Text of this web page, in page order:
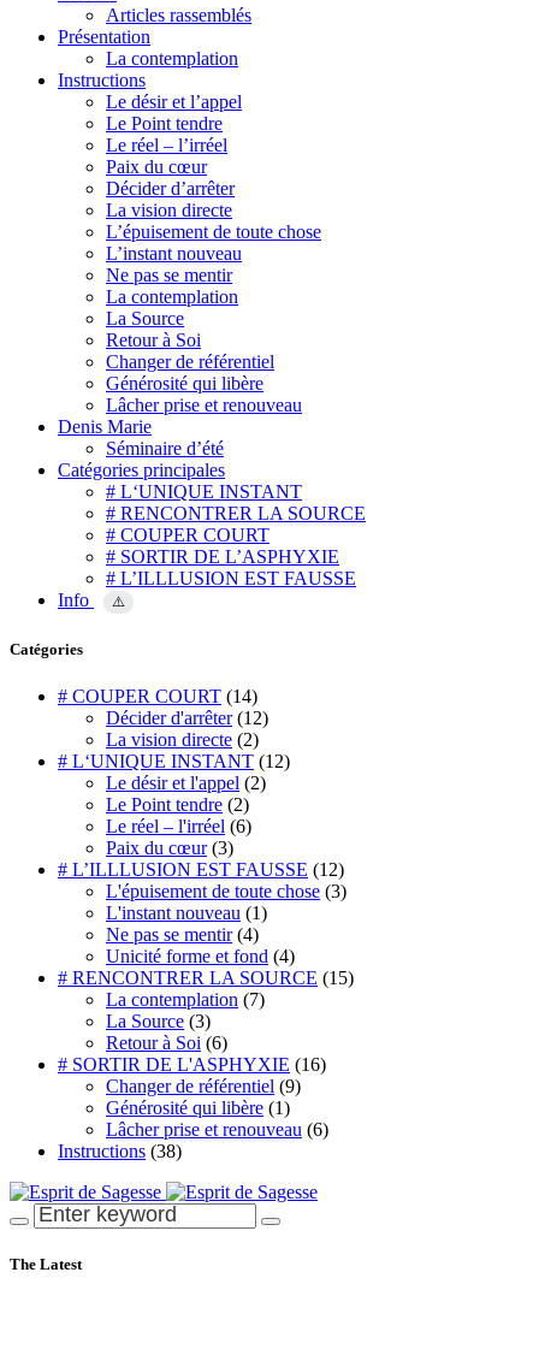
Articles rassemblés
Présentation
La contemplation
Instructions
Le désir et l’appel
Le Point tendre
Le réel – l’irréel
Paix du cœur
Décider d’arrêter
La vision directe
L’épuisement de toute chose
L’instant nouveau
Ne pas se mentir
La contemplation
La Source
Retour à Soi
Changer de référentiel
Générosité qui libère
Lâcher prise et renouveau
Denis Marie
Séminaire d’été
Catégories principales
# L‘UNIQUE INSTANT
# RENCONTRER LA SOURCE
# COUPER COURT
# SORTIR DE L’ASPHYXIE
# L’ILLLUSION EST FAUSSE
Info
⚠️
Catégories
# COUPER COURT (14)
Décider d'arrêter(12)
La vision directe (2)
# L‘UNIQUE INSTANT (12)
Le désir et l'appel (2)
Le Point tendre (2)
Le réel – l'irréel (6)
Paix du cœur(3)
# L’ILLLUSION EST FAUSSE (12)
L'épuisement de toute chose (3)
L'instant nouveau (1)
Ne pas se mentir(4)
Unicité forme et fond (4)
# RENCONTRER LA SOURCE (15)
La contemplation (7)
La Source (3)
Retour à Soi (6)
# SORTIR DE L'ASPHYXIE (16)
Changer de référentiel (9)
Générosité qui libère (1)
Lâcher prise et renouveau (6)
Instructions (38)
The Latest